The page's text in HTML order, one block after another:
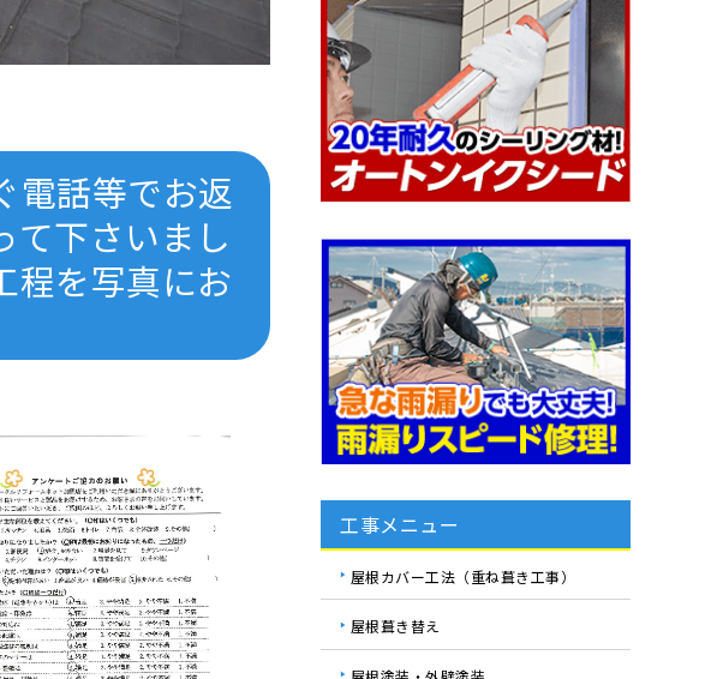
電話等でお返
て下さいまし
を写真にお
工事メニュー
屋根カバー工法（重ね葺き工事）
屋根葺き替え